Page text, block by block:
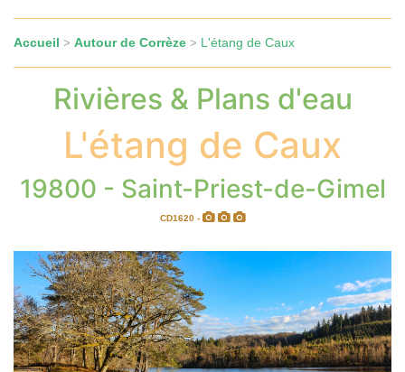
Accueil > Autour de Corrèze > L'étang de Caux
Rivières & Plans d'eau
L'étang de Caux
19800 - Saint-Priest-de-Gimel
CD1620 -